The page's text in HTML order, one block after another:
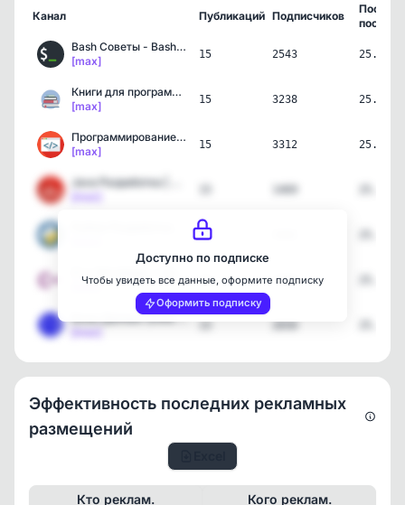
Канал Публикаций Подписчиков
пост
Bash Советы - Bash Scrip…
[max]
15 2543
Книги для программистов
[max]
15 3238
Программирование {BookFl…
[max]
15 3312
15
[max]
15 2306
Базы Данных (Data Base) …
15 2650
Доступно по подписке
Чтобы увидеть все данные, оформите подписку
Оформить подписку
Эффективность последних рекламных
размещений
Кто реклам. Кого реклам.